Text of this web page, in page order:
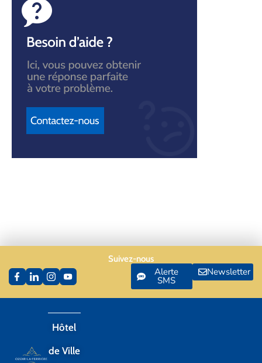
Hôtel
de Ville
Suivez-nous
Alerte
SMS
Newsletter